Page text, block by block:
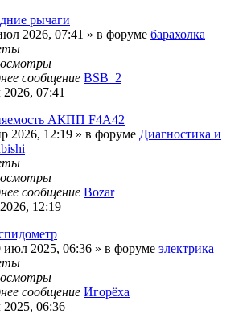
рычаги
2026, 07:41 » в форуме барахолка
сообщение BSB_2
07:41
АКПП F4A42
2026, 12:19 » в форуме Диагностика и
сообщение Bozar
12:19
июл 2025, 06:36 » в форуме электрика
сообщение Игорёха
06:36